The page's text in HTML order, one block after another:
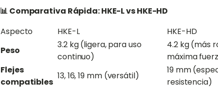
📊 Comparativa Rápida: HKE-L vs HKE-HD
Aspecto
HKE-L
HKE-HD
Peso
3.2 kg (ligera, para uso
continuo)
4.2 kg (más
máxima
Flejes
compatibles
13, 16, 19 mm (versátil)
19 mm
resistencia)